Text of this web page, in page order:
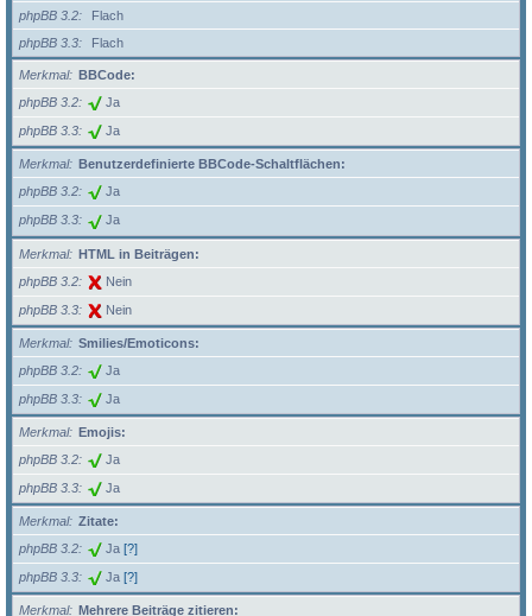
phpBB 3.2
Flach
phpBB 3.3
Flach
Merkmal
BBCode:
phpBB 3.2
Ja
phpBB 3.3 Ja
Merkmal
Benutzerdefinierte BBCode-Schaltflächen:
phpBB 3.2
Ja
phpBB 3.3 Ja
Merkmal
HTML in Beiträgen:
phpBB 3.2
Nein
phpBB 3.3 Nein
Merkmal
Smilies/Emoticons:
phpBB 3.2
Ja
phpBB 3.3 Ja
Merkmal
Emojis:
phpBB 3.2
Ja
phpBB 3.3 Ja
Merkmal
Zitate:
phpBB 3.2
Ja [?]
phpBB 3.3 Ja [?]
Merkmal
Mehrere Beiträge zitieren: